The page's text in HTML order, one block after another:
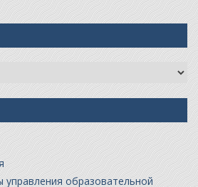
управления образовательной